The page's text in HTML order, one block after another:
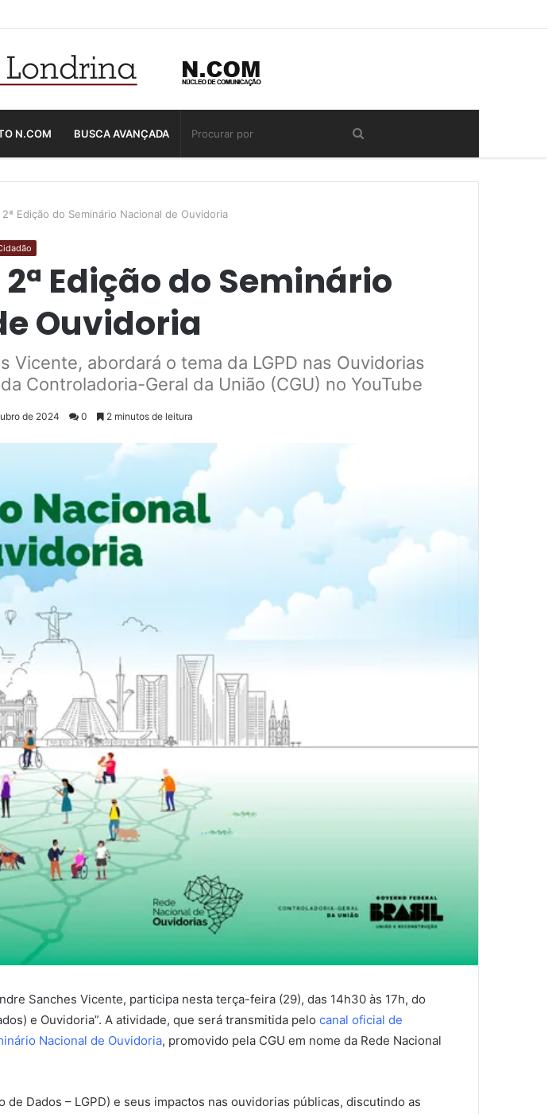
N.COM BUSCA AVANÇADA
Edição do Seminário Nacional de Ouvidoria
Edição do Seminário
Ouvidoria
abordará o tema da LGPD nas Ouvidorias
Controladoria-Geral da União (CGU) no YouTube
de 2024 0 2 minutos de leitura
Sanches Vicente, participa nesta terça-feira (29), das 14h30 às 17h, do
e Ouvidoria”. A atividade, que será transmitida pelo canal oficial de
Nacional de Ouvidoria, promovido pela CGU em nome da Rede Nacional
Dados – LGPD) e seus impactos nas ouvidorias públicas, discutindo as